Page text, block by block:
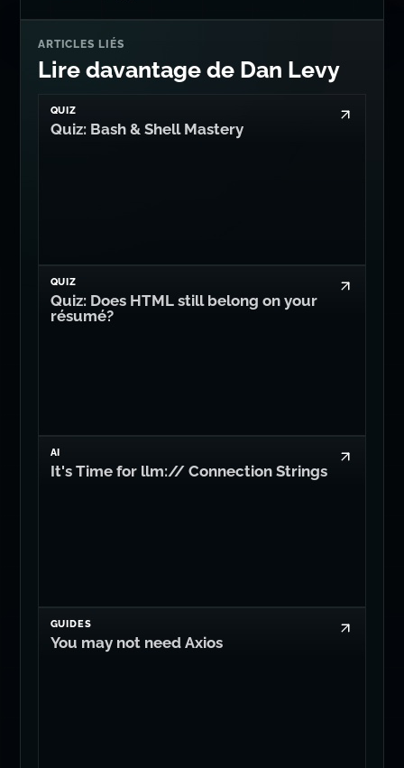
ARTICLES LIÉS
Lire davantage de Dan Levy
QUIZ
Quiz: Bash & Shell Mastery
QUIZ
Quiz: Does HTML still belong on your
résumé?
AI
It's Time for llm:// Connection Strings
GUIDES
You may not need Axios